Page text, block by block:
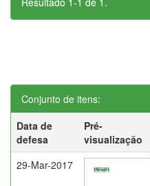
Conjunto de itens:
Data de
defesa
Pré-
visualização
29-Mar-2017